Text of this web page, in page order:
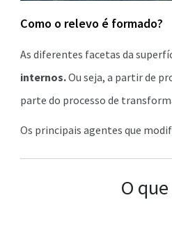
Como o relevo é formado?
As diferentes facetas da
internos.Ou seja, a partir de
parte do processo de
Os principais agentes que
O